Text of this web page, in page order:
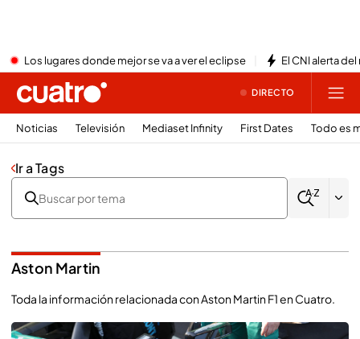
Los lugares donde mejor se va a ver el eclipse El CNI alerta
DIRECTO
Noticias Televisión Mediaset Infinity First Dates Todo es
Ir a Tags
Aston Martin
Toda la información relacionada con Aston Martin F1 en Cuatro.